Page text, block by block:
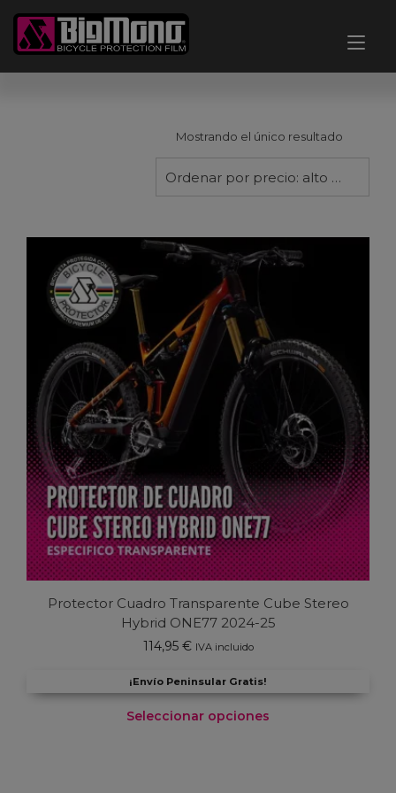
contenido
Mostrando el único resultado
Ordenar por precio: alto a bajo
Protector Cuadro Transparente Cube Stereo
Hybrid ONE77 2024-25
114,95 € IVA incluido
¡Envío Peninsular Gratis!
Seleccionar opciones